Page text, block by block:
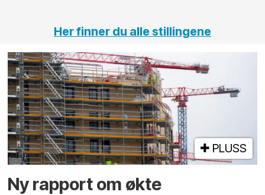
Her finner du alle stillingene
PLUSS
Ny rapport om økte